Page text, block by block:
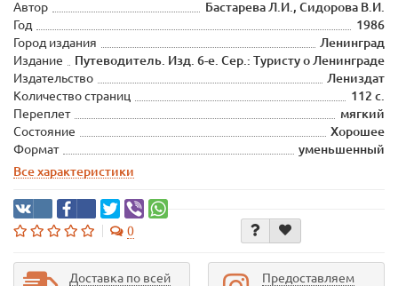
Автор
Бастарева Л.И., Сидорова В.И.
Год
1986
Город издания
Ленинград
Издание
Путеводитель. Изд. 6-е. Сер.: Туристу о Ленинграде
Издательство
Лениздат
Количество страниц
112 с.
Переплет
мягкий
Состояние
Хорошее
Формат
уменьшенный
Все характеристики
0
Доставка по всей
Предоставляем